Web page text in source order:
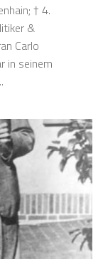
† 4.
&
Carlo
in seinem